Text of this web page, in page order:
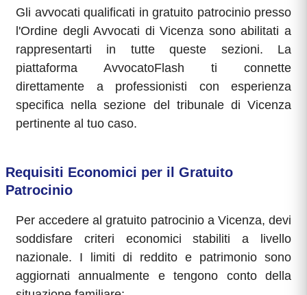
Gli avvocati qualificati in gratuito patrocinio presso
l'Ordine degli Avvocati di Vicenza sono abilitati a
rappresentarti in tutte queste sezioni. La
piattaforma AvvocatoFlash ti connette
direttamente a professionisti con esperienza
specifica nella sezione del tribunale di Vicenza
pertinente al tuo caso.
Requisiti Economici per il Gratuito
Patrocinio
Per accedere al gratuito patrocinio a Vicenza, devi
soddisfare criteri economici stabiliti a livello
nazionale. I limiti di reddito e patrimonio sono
aggiornati annualmente e tengono conto della